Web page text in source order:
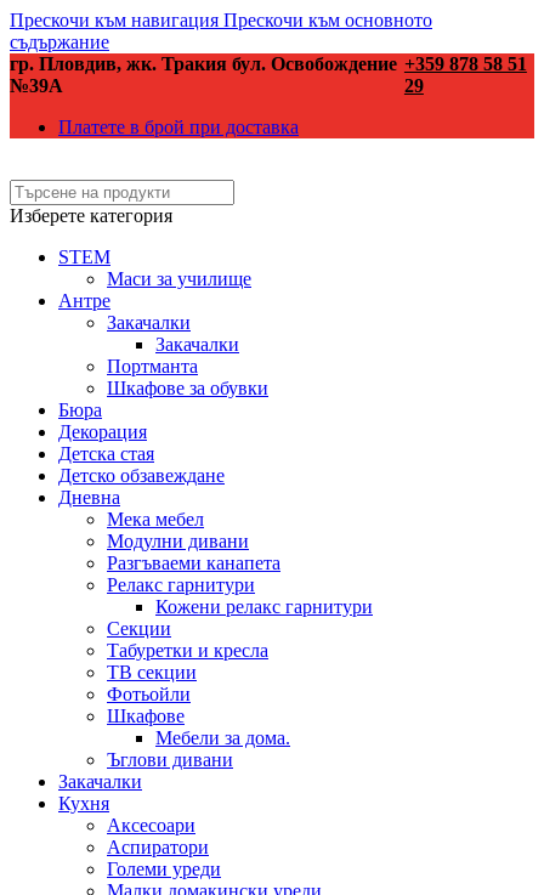
Прескочи към навигация Прескочи към основното
съдържание
гр. Пловдив, жк. Тракия бул. Освобождение
№39А
+359 878 58 51
29
Платете в брой при доставка
Изберете категория
STEM
Маси за училище
Антре
Закачалки
Закачалки
Портманта
Шкафове за обувки
Бюра
Декорация
Детска стая
Детско обзавеждане
Дневна
Мека мебел
Модулни дивани
Разгъваеми канапета
Релакс гарнитури
Кожени релакс гарнитури
Секции
Табуретки и кресла
ТВ секции
Фотьойли
Шкафове
Мебели за дома.
Ъглови дивани
Закачалки
Кухня
Аксесоари
Аспиратори
Големи уреди
Малки домакински уреди